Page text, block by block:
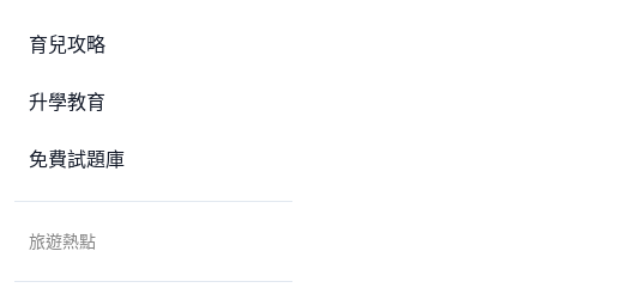
育兒攻略
升學教育
免費試題庫
旅遊熱點